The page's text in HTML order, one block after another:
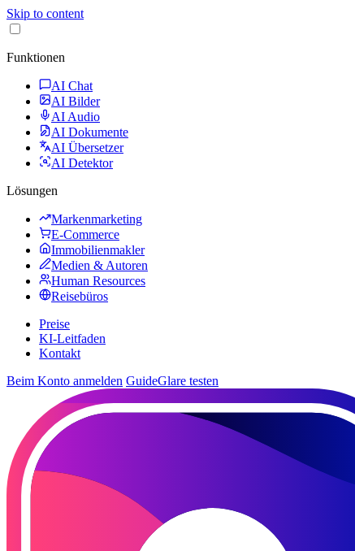
Skip to content
Funktionen
AI Chat
AI Bilder
AI Audio
AI Dokumente
AI Übersetzer
AI Detektor
Lösungen
Markenmarketing
E-Commerce
Immobilienmakler
Medien & Autoren
Human Resources
Reisebüros
Preise
KI-Leitfaden
Kontakt
Beim Konto anmelden GuideGlare testen